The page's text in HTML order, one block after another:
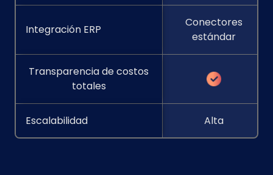
Integración ERP
Conectores
estándar
Transparencia de costos
totales
Escalabilidad Alta